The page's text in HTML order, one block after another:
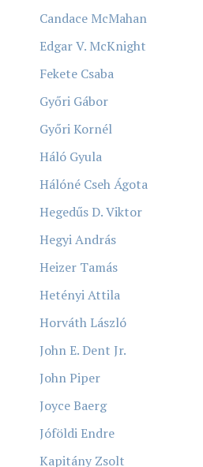
Candace McMahan
Edgar V. McKnight
Fekete Csaba
Győri Gábor
Győri Kornél
Háló Gyula
Hálóné Cseh Ágota
Hegedűs D. Viktor
Hegyi András
Heizer Tamás
Hetényi Attila
Horváth László
John E. Dent Jr.
John Piper
Joyce Baerg
Jóföldi Endre
Kapitány Zsolt